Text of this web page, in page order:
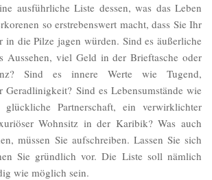
ausführliche Liste dessen, was das Leben
so erstrebenswert macht, dass Sie Ihr
in die Pilze jagen würden. Sind es äußerliche
Aussehen, viel Geld in der Brieftasche oder
Sind es innere Werte wie Tugend,
Geradlinigkeit? Sind es Lebensumstände wie
Partnerschaft, ein verwirklichter
Wohnsitz in der Karibik? Was auch
müssen Sie aufschreiben. Lassen Sie sich
Sie gründlich vor. Die Liste soll nämlich
wie möglich sein.